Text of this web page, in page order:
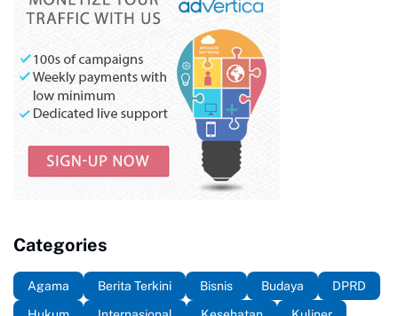
Categories
Agama Berita Terkini Bisnis Budaya
DPRD